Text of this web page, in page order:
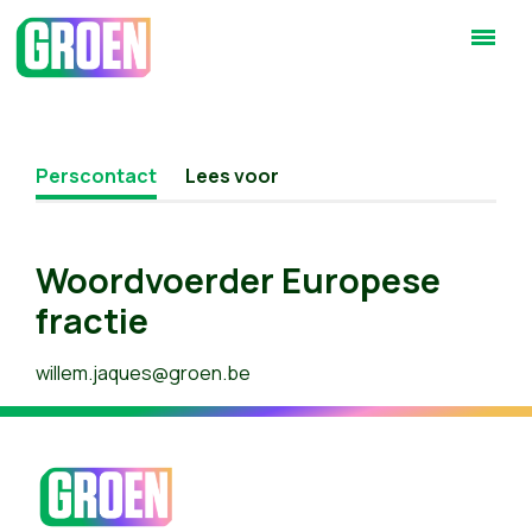
Perscontact Lees voor
Woordvoerder Europese
fractie
willem.jaques@groen.be